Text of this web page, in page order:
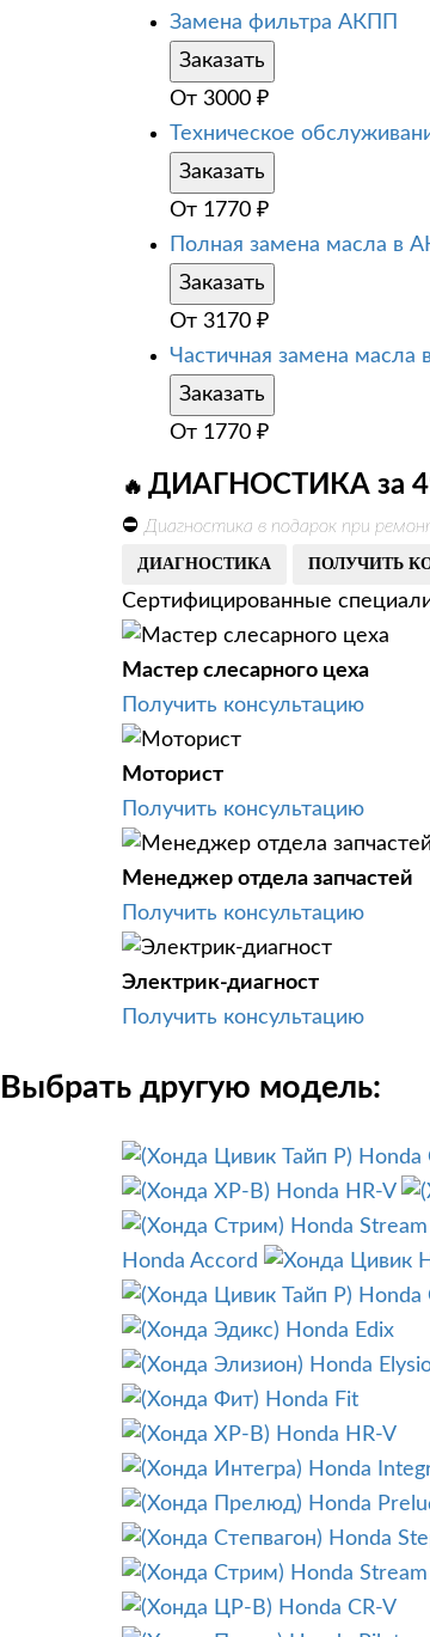
Замена фильтра АКПП
Заказать
От 3000 ₽
Техническое
Заказать
От 1770 ₽
Полная замена масла в
Заказать
От 3170 ₽
Частичная замена масла
Заказать
От 1770 ₽
🔥 ДИАГНОСТИКА за
⛔ Диагностика в подарок при
ДИАГНОСТИКА ПОЛУЧИТЬ
Сертифицированные
Мастер слесарного цеха
Получить консультацию
Моторист
Получить консультацию
Менеджер отдела запчастей
Получить консультацию
Электрик-диагност
Получить консультацию
Выбрать другую модель:
Honda
Honda HR-V
Honda Stream
Honda Accord
Honda
Honda Edix
Honda
Honda Fit
Honda HR-V
Honda
Honda
Honda
Honda Stream
Honda CR-V